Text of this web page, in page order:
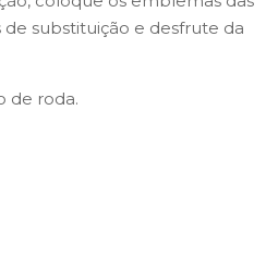
substituição e desfrute da
de roda.